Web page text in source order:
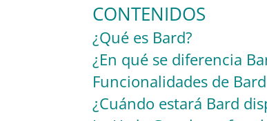
CONTENIDOS
¿Qué es Bard?
¿En qué se diferencia
Funcionalidades de Bard
¿Cuándo estará Bard